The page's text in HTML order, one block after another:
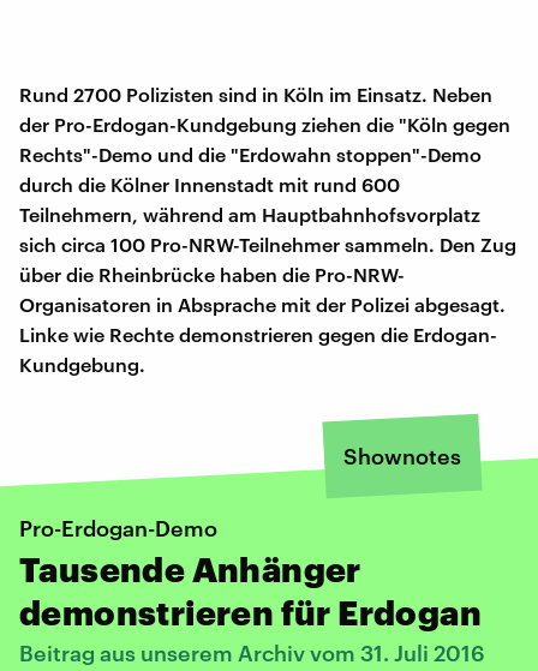
Rund 2700 Polizisten sind in Köln im Einsatz. Neben
der Pro-Erdogan-Kundgebung ziehen die "Köln gegen
Rechts"-Demo und die "Erdowahn stoppen"-Demo
durch die Kölner Innenstadt mit rund 600
Teilnehmern, während am Hauptbahnhofsvorplatz
sich circa 100 Pro-NRW-Teilnehmer sammeln. Den Zug
über die Rheinbrücke haben die Pro-NRW-
Organisatoren in Absprache mit der Polizei abgesagt.
Linke wie Rechte demonstrieren gegen die Erdogan-
Kundgebung.
Shownotes
Pro-Erdogan-Demo
Tausende Anhänger
demonstrieren für Erdogan
Beitrag aus unserem Archiv vom 31. Juli 2016